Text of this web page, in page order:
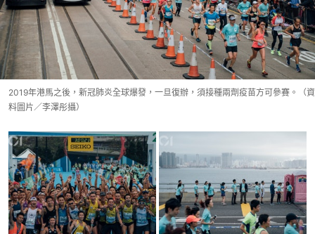
2019年港馬之後，新冠肺炎全球爆發，一旦復辦，須接種兩劑疫苗方可參賽。（資
料圖片／李澤彤攝）